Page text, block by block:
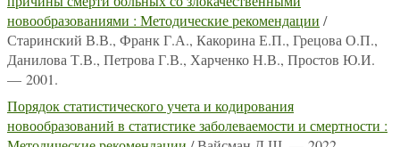
новообразованиями : Методические рекомендации /
Старинский В.В., Франк Г.А., Какорина Е.П., Грецова О.П.,
Данилова Т.В., Петрова Г.В., Харченко Н.В., Простов Ю.И.
— 2001.
Порядок статистического учета и кодирования
новообразований в статистике заболеваемости и смертности :